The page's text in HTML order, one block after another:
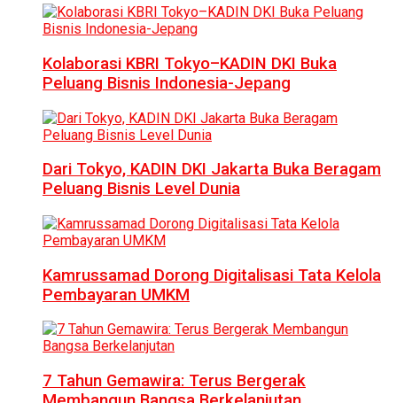
Kolaborasi KBRI Tokyo–KADIN DKI Buka
Peluang Bisnis Indonesia-Jepang
Dari Tokyo, KADIN DKI Jakarta Buka Beragam
Peluang Bisnis Level Dunia
Kamrussamad Dorong Digitalisasi Tata Kelola
Pembayaran UMKM
7 Tahun Gemawira: Terus Bergerak